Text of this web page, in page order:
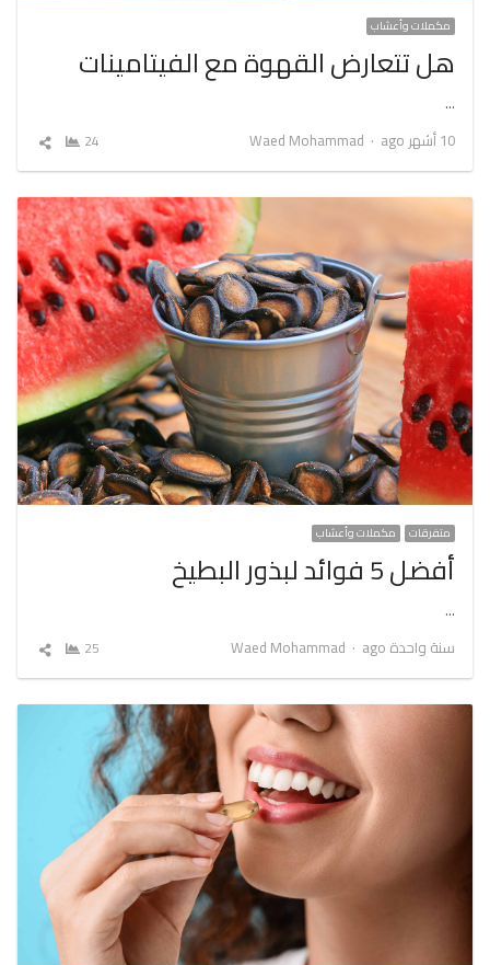
مكملات وأعشاب
هل تتعارض القهوة مع الفيتامينات
…
10 أشهر ago
Author
Waed Mohammad
24
شارك
متفرقات مكملات وأعشاب
أفضل 5 فوائد لبذور البطيخ
…
سنة واحدة ago
Author
Waed Mohammad
25
شارك